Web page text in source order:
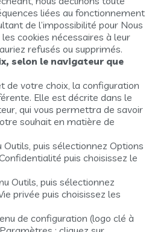
liées au fonctionnement
de l’impossibilité pour Nous
cookies nécessaires à leur
refusés ou supprimés.
selon le navigateur que
de votre choix, la configuration
Elle est décrite dans le
qui vous permettra de savoir
souhait en matière de
puis sélectionnez Options
puis choisissez le
Outils, puis sélectionnez
privée puis choisissez les
de configuration (logo clé à